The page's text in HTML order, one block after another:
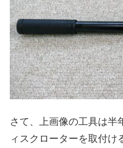
さて、上画像の工具は半
ィスクローターを取付け